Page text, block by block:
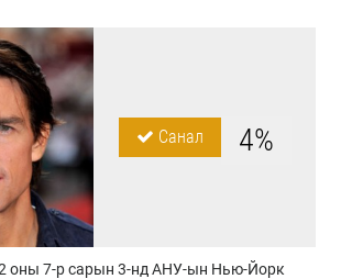
Санал 4%
оны 7-р сарын 3-нд АНУ-ын Нью-Йорк